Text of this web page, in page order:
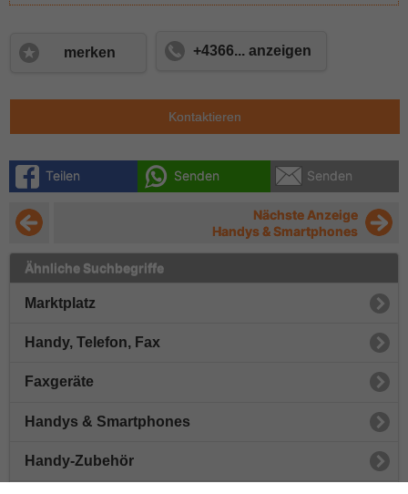
merken +4366... anzeigen
Kontaktieren
Teilen Senden Senden
Nächste Anzeige
Handys & Smartphones
Ähnliche Suchbegriffe
Marktplatz
Handy, Telefon, Fax
Faxgeräte
Handys & Smartphones
Handy-Zubehör